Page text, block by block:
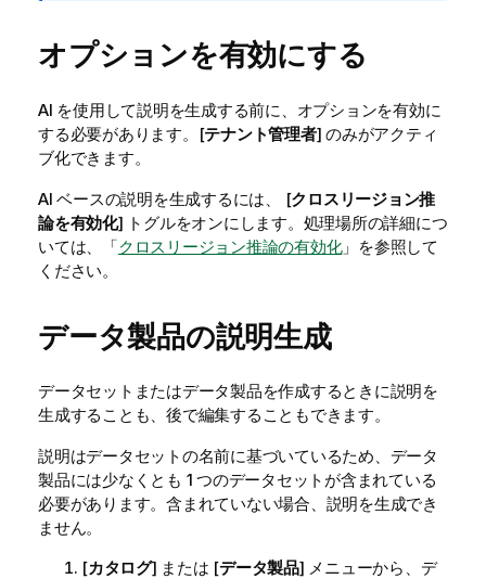
l
d
G
o
v
e
r
m
n
に
関
す
る
注
意
オプションを有効にする
AI を使用して説明を生成する前に、オプションを有効に
する必要があります。[テナント管理者] のみがアクティ
ブ化できます。
AI ベースの説明を生成するには、 [クロスリージョン推
論を有効化] トグルをオンにします。処理場所の詳細につ
いては、「クロスリージョン推論の有効化」を参照して
ください。
データ製品の説明生成
データセットまたはデータ製品を作成するときに説明を
生成することも、後で編集することもできます。
説明はデータセットの名前に基づいているため、データ
製品には少なくとも 1 つのデータセットが含まれている
必要があります。含まれていない場合、説明を生成でき
ません。
[カタログ] または [データ製品] メニューから、デ